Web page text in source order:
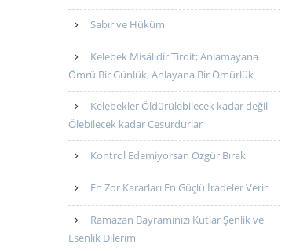
Sabır ve Hüküm
Kelebek Misâlidir Tiroit; Anlamayana
Ömrü Bir Günlük, Anlayana Bir Ömürlük
Kelebekler Öldürülebilecek kadar değil
Ölebilecek kadar Cesurdurlar
Kontrol Edemiyorsan Özgür Bırak
En Zor Kararları En Güçlü İradeler Verir
Ramazan Bayramınızı Kutlar Şenlik ve
Esenlik Dilerim